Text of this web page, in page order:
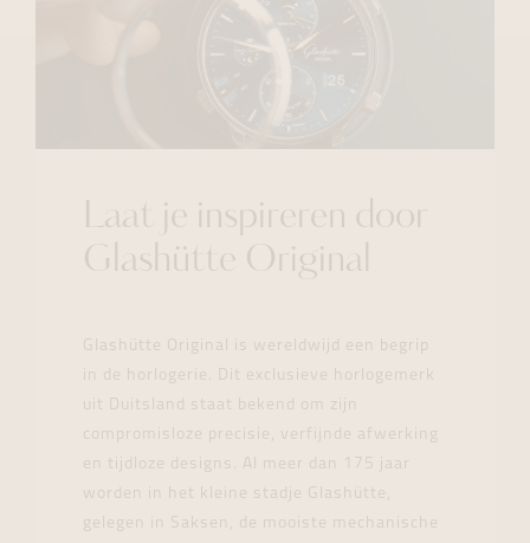
Laat je inspireren door
Glashütte Original
Glashütte Original is wereldwijd een begrip
in de horlogerie. Dit exclusieve horlogemerk
uit Duitsland staat bekend om zijn
compromisloze precisie, verfijnde afwerking
en tijdloze designs. Al meer dan 175 jaar
worden in het kleine stadje Glashütte,
gelegen in Saksen, de mooiste mechanische